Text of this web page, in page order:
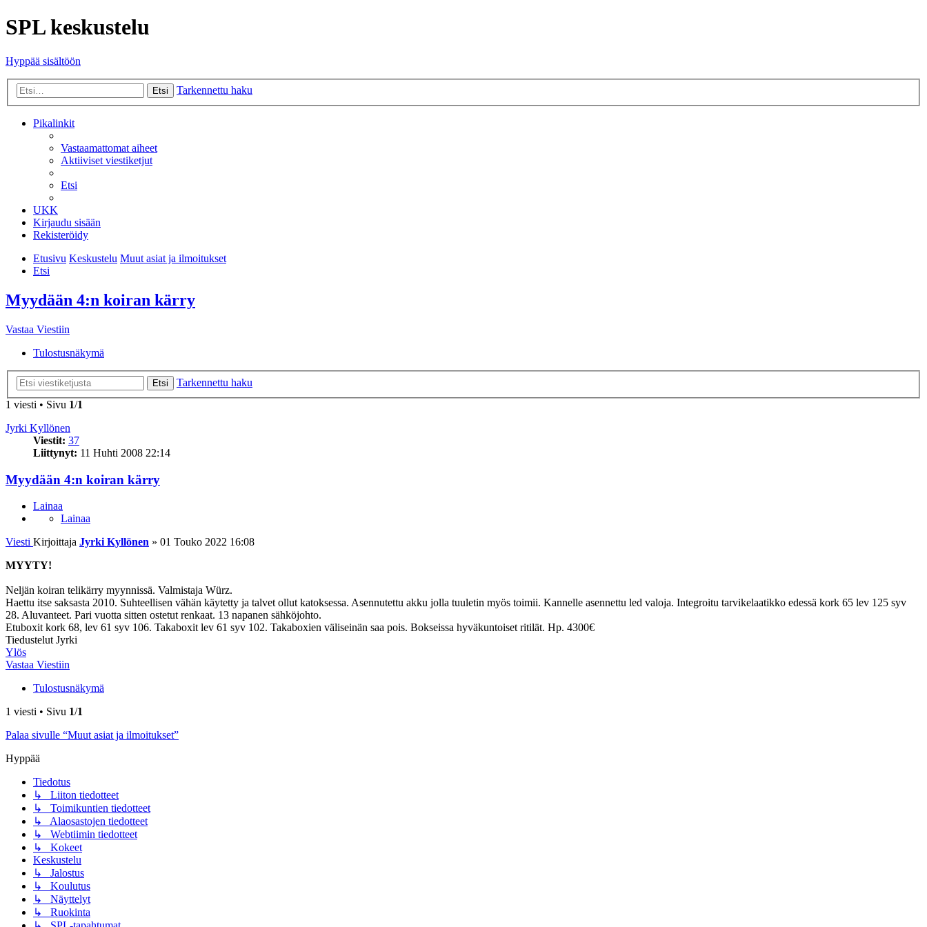
SPL keskustelu
Hyppää sisältöön
Etsi Tarkennettu haku
Pikalinkit
Vastaamattomat aiheet
Aktiiviset viestiketjut
Etsi
UKK
Kirjaudu sisään
Rekisteröidy
Etusivu Keskustelu Muut asiat ja ilmoitukset
Etsi
Myydään 4:n koiran kärry
Vastaa Viestiin
Tulostusnäkymä
Etsi
Tarkennettu haku
1 viesti • Sivu 1/1
Jyrki Kyllönen
Viestit: 37
Liittynyt: 11 Huhti 2008 22:14
Myydään 4:n koiran kärry
Lainaa
Lainaa
Viesti Kirjoittaja Jyrki Kyllönen » 01 Touko 2022 16:08
MYYTY!
Neljän koiran telikärry myynnissä. Valmistaja Würz.
Haettu itse saksasta 2010. Suhteellisen vähän käytetty ja talvet ollut katoksessa. Asennutettu akku jolla tuuletin myös toimii. Kannelle asennettu led valoja. Integroitu tarvikelaatikko edessä kork 65 lev 125 syv
28. Aluvanteet. Pari vuotta sitten ostetut renkaat. 13 napanen sähköjohto.
Etuboxit kork 68, lev 61 syv 106. Takaboxit lev 61 syv 102. Takaboxien väliseinän saa pois. Bokseissa hyväkuntoiset ritilät. Hp. 4300€
Tiedustelut Jyrki
Ylös
Vastaa Viestiin
Tulostusnäkymä
1 viesti • Sivu 1/1
Palaa sivulle “Muut asiat ja ilmoitukset”
Hyppää
Tiedotus
↳ Liiton tiedotteet
↳ Toimikuntien tiedotteet
↳ Alaosastojen tiedotteet
↳ Webtiimin tiedotteet
↳ Kokeet
Keskustelu
↳ Jalostus
↳ Koulutus
↳ Näyttelyt
↳ Ruokinta